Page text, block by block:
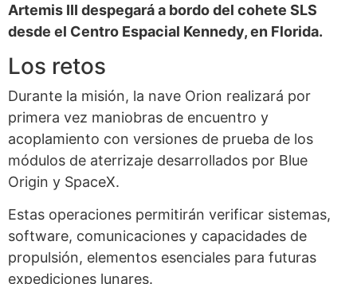
Artemis III despegará a bordo del cohete SLS
desde el Centro Espacial Kennedy, en Florida.
Los retos
Durante la misión, la nave Orion realizará por
primera vez maniobras de encuentro y
acoplamiento con versiones de prueba de los
módulos de aterrizaje desarrollados por Blue
Origin y SpaceX.
Estas operaciones permitirán verificar sistemas,
software, comunicaciones y capacidades de
propulsión, elementos esenciales para futuras
expediciones lunares.